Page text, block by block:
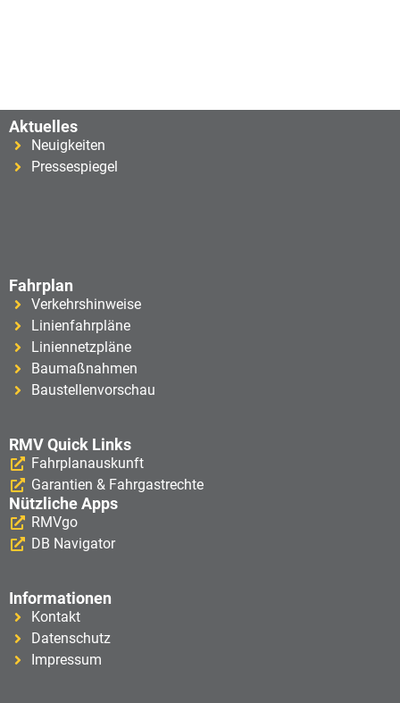
Aktuelles
Neuigkeiten
Pressespiegel
Fahrplan
Verkehrshinweise
Linienfahrpläne
Liniennetzpläne
Baumaßnahmen
Baustellenvorschau
RMV Quick Links
Fahrplanauskunft
Garantien & Fahrgastrechte
Nützliche Apps
RMVgo
DB Navigator
Informationen
Kontakt
Datenschutz
Impressum